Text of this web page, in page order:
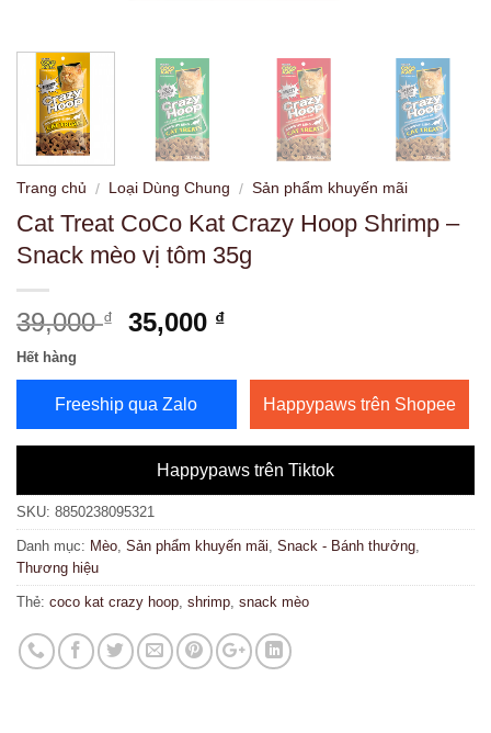
Trang chủ / Loại Dùng Chung / Sản phẩm khuyến mãi
Cat Treat CoCo Kat Crazy Hoop Shrimp –
Snack mèo vị tôm 35g
39,000₫
Giá
là:
39,000 ₫.
35,000 ₫Giá
tại
35,000 ₫.
Hết hàng
Freeship qua Zalo Happypaws trên Shopee
Happypaws trên Tiktok
SKU: 8850238095321
Danh mục: Mèo, Sản phẩm khuyến mãi, Snack - Bánh thưởng,
Thương hiệu
Thẻ: coco kat crazy hoop, shrimp, snack mèo